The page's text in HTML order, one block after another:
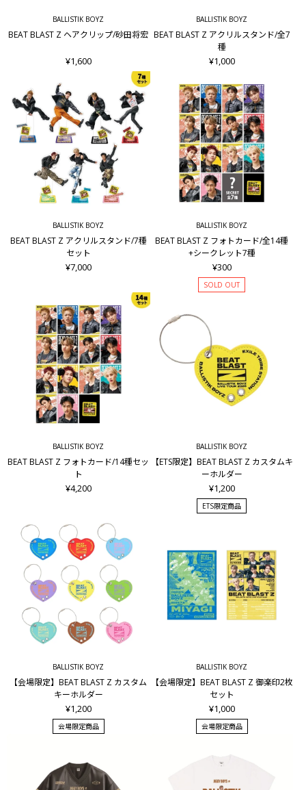
BALLISTIK BOYZ
BEAT BLAST Z ヘアクリップ/砂田将宏
¥1,600
BALLISTIK BOYZ
BEAT BLAST Z アクリルスタンド/全7
種
¥1,000
BALLISTIK BOYZ
BEAT BLAST Z アクリルスタンド/7種
セット
¥7,000
BALLISTIK BOYZ
BEAT BLAST Z フォトカード/全14種
+シークレット7種
¥300
SOLD OUT
BALLISTIK BOYZ
BEAT BLAST Z フォトカード/14種セッ
ト
¥4,200
BALLISTIK BOYZ
【ETS限定】BEAT BLAST Z カスタムキ
ーホルダー
¥1,200
ETS限定商品
BALLISTIK BOYZ
【会場限定】BEAT BLAST Z カスタム
キーホルダー
¥1,200
会場限定商品
BALLISTIK BOYZ
【会場限定】BEAT BLAST Z 御楽印2枚
セット
¥1,000
会場限定商品